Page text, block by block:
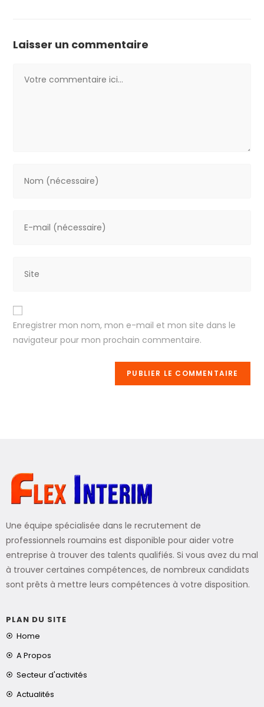
Laisser un commentaire
Enregistrer mon nom, mon e-mail et mon site dans le
navigateur pour mon prochain commentaire.
Une équipe spécialisée dans le recrutement de
professionnels roumains est disponible pour aider votre
entreprise à trouver des talents qualifiés. Si vous avez du mal
à trouver certaines compétences, de nombreux candidats
sont prêts à mettre leurs compétences à votre disposition.
PLAN DU SITE
Home
A Propos
Secteur d'activités
Actualités